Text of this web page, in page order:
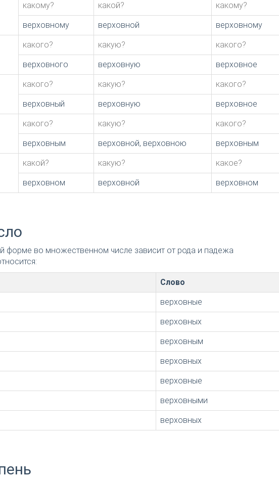
какому? какой? какому?
верховному верховной верховному
какого? какую? какого?
верховного верховную верховное
какого? какую? какого?
верховный верховную верховное
какого? какую? какого?
верховным верховной, верховною верховным
какой? какую? какое?
верховном верховной верховном
форме во множественном числе зависит от рода и падежа
Слово
верховные
верховных
верховным
верховных
верховные
верховными
верховных